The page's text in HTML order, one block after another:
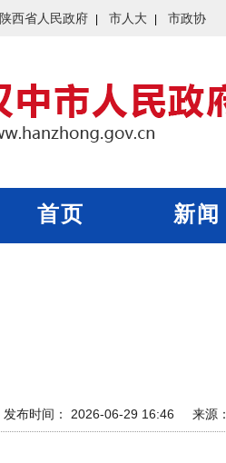
陕西省人民政府 市人大 市政协
首页 新闻
发布时间： 2026-06-29 16:46 来源：